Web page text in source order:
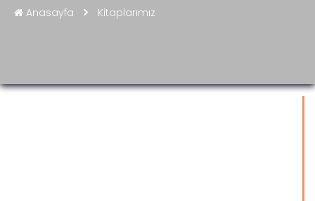
Anasayfa Kitaplarımız